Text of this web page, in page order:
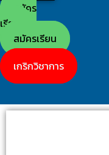
สมัคร
เรียน
สมัครเรียน
เกริกวิชาการ